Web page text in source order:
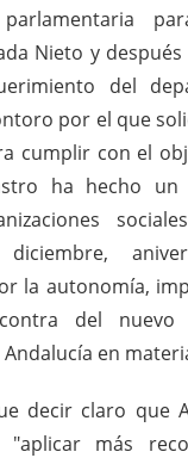
Nieto y
del
por el que
cumplir con el
ha hecho un
la autonomía,
del nuevo
en
decir claro que
"aplicar más